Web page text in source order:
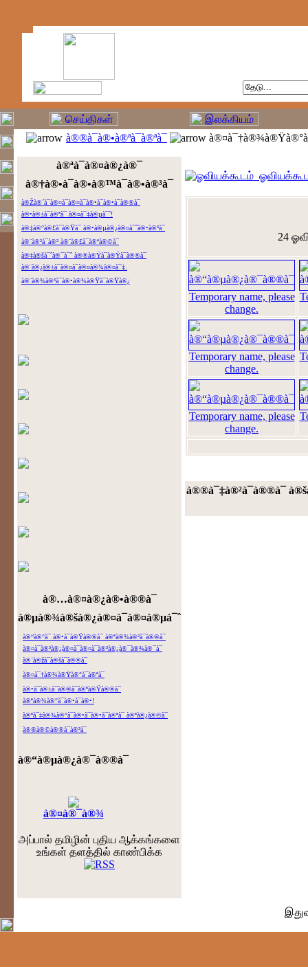
à®®à¯à®•à®ªà¯à®ªà¯
à®ªà¯à®¤à®¿à®¯
à®†à®•à¯à®•à®™à¯à®•à®³à¯
à®Žà®´à¯à®¤à¯à®¤à¯à®•à¯à®•à¯à®®à¯
à®•à®±à¯à®ªà¯ à®¤à¯‡à®µà¯ˆ!
à®‡à®°à®£à¯à®Ÿà¯ à®•à®µà®¿à®¤à¯ˆà®•à®³à¯
à®¨à®²à¯à®² à®¨à®£à¯à®ªà®©à¯
à®‡à®šà¯ˆà®¯à¯ˆ à®®à®Ÿà¯à®Ÿà¯à®®à¯
à®¨à®¿à®±à¯à®¤à¯à®¤à®¾à®¤à¯‡.
à®¨à®¾à®³à¯à®•à®¾à®Ÿà¯à®Ÿà®¿
à®…à®¤à®¿à®•à®®à¯
à®µà®¾à®šà®¿à®¤à¯à®¤à®µà¯ˆ
à®“à®°à¯ à®•à¯à®Ÿà®®à¯ à®ªà®¾à®²à¯à®®à¯
à®¤à¯à®³à®¿à®¤à¯à®¤à¯à®³à®¿à®¯à®¾à®¯à¯
à®¨à®žà¯à®šà¯à®®à¯
à®¤à¯†à®¾à®Ÿà®°à¯à®ªà¯
à®•à¯à®±à¯à®®à¯à®ªà®Ÿà®®à¯
à®ªà®¾à®°à¯à®•à¯à®•!
à®ªà¯‡à®¾à®°à¯à®•à¯à®•à¯à®ªà¯ à®ªà®¿à®©à¯
à®®à®©à®®à¯à®³à¯
à®“à®µà®¿à®¯à®®à¯
à®¤à®¯à®¾
அப்பால் தமிழின் புதிய ஆக்கங்களை
உங்கள் தளத்தில் காண்பிக்க
24
Temporary name, please
change.
Temporary name, please
change.
Temporary name, please
change.
à®®à¯‡à®²à¯à®®à¯